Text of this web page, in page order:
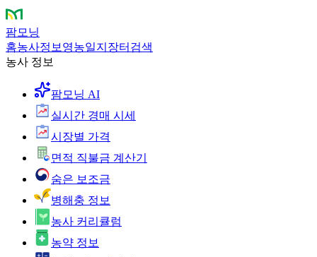
팜모닝
홈농사정보 영농일지 장터 검색
농사 정보
팜모닝 AI
실시간 경매 시세
시장별 가격
면적 직불금 계산기
숨은 보조금
병해충 정보
농사 커리큘럼
농약 정보